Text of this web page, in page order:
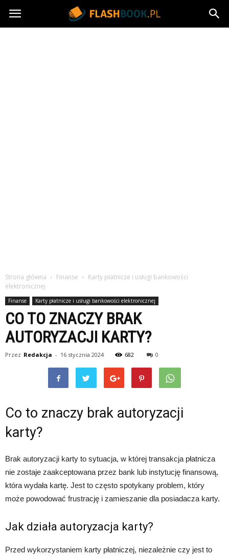
Flashbook.pl
Strona główna Finanse
Karty płatnicze i usługi bankowości
elektronicznej
Finanse Karty płatnicze i usługi bankowości elektronicznej
CO TO ZNACZY BRAK
AUTORYZACJI KARTY?
Przez Redakcja - 16 stycznia 2024 682 0
Co to znaczy brak autoryzacji
karty?
Brak autoryzacji karty to sytuacja, w której transakcja płatnicza
nie zostaje zaakceptowana przez bank lub instytucję finansową,
która wydała kartę. Jest to często spotykany problem, który
może powodować frustrację i zamieszanie dla posiadacza karty.
Jak działa autoryzacja karty?
Przed wykorzystaniem karty płatniczej, niezależnie czy jest to